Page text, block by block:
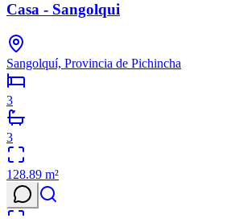
Casa - Sangolqui
Sangolquí, Provincia de Pichincha
3
3
128.89 m²